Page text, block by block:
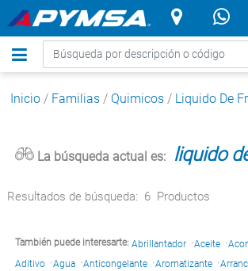
Inicio / Familias / Quimicos / Liquido De
La búsqueda actual es: liquido
Resultados de búsqueda: 6 Productos
También puede interesarte: Abrillantador ·Aceite ·
Aditivo ·Agua ·Anticongelante ·Aromatizante ·